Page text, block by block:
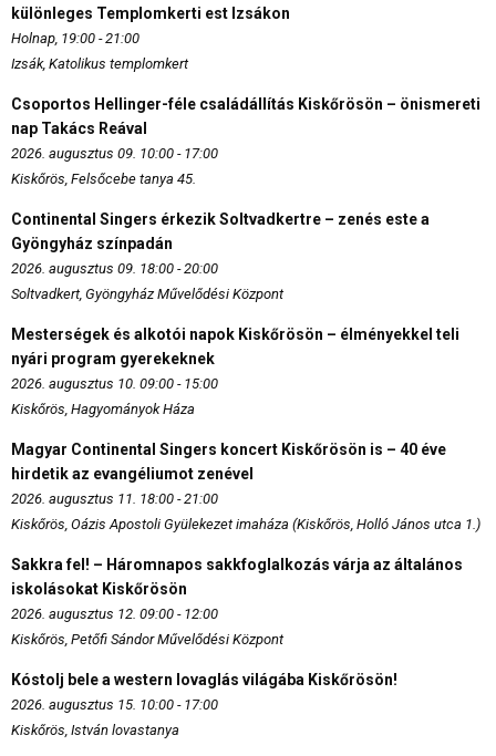
különleges Templomkerti est Izsákon
Holnap, 19:00 - 21:00
Izsák, Katolikus templomkert
Csoportos Hellinger-féle családállítás Kiskőrösön – önismereti
nap Takács Reával
2026. augusztus 09. 10:00 - 17:00
Kiskőrös, Felsőcebe tanya 45.
Continental Singers érkezik Soltvadkertre – zenés este a
Gyöngyház színpadán
2026. augusztus 09. 18:00 - 20:00
Soltvadkert, Gyöngyház Művelődési Központ
Mesterségek és alkotói napok Kiskőrösön – élményekkel teli
nyári program gyerekeknek
2026. augusztus 10. 09:00 - 15:00
Kiskőrös, Hagyományok Háza
Magyar Continental Singers koncert Kiskőrösön is – 40 éve
hirdetik az evangéliumot zenével
2026. augusztus 11. 18:00 - 21:00
Kiskőrös, Oázis Apostoli Gyülekezet imaháza (Kiskőrös, Holló János utca 1.)
Sakkra fel! – Háromnapos sakkfoglalkozás várja az általános
iskolásokat Kiskőrösön
2026. augusztus 12. 09:00 - 12:00
Kiskőrös, Petőfi Sándor Művelődési Központ
Kóstolj bele a western lovaglás világába Kiskőrösön!
2026. augusztus 15. 10:00 - 17:00
Kiskőrös, István lovastanya